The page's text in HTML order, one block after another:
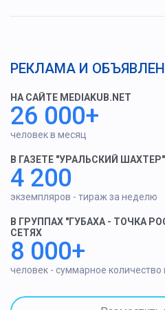
РЕКЛАМА И
НА САЙТЕ MEDIAKUB.NET
26 000+
человек в месяц
В ГАЗЕТЕ "УРАЛЬСКИЙ ШАХТЕР"
4 200
экземпляров - тираж за неделю
В ГРУППАХ "ГУБАХА - ТОЧКА
СЕТЯХ
8 000+
человек - суммарное количество